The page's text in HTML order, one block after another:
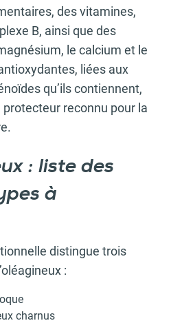
des vitamines,
B, ainsi que des
le calcium et le
liées aux
qu’ils contiennent,
reconnu pour la
: liste des
à
distingue trois
:
charnus